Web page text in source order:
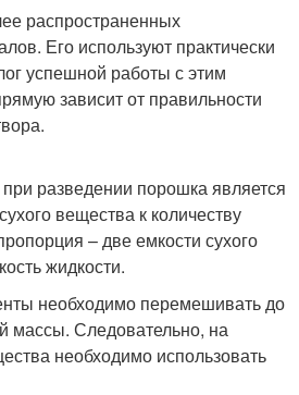
распространенных
Его используют практически
успешной работы с этим
зависит от правильности
разведении порошка является
вещества к количеству
– две емкости сухого
жидкости.
необходимо перемешивать до
массы. Следовательно, на
необходимо использовать